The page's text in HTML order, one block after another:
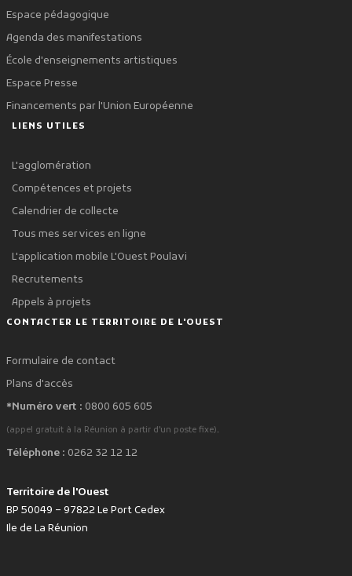
Espace pédagogique
Agenda des manifestations
École d'enseignements artistiques
Espace Presse
Financements par l'Union Européenne
LIENS UTILES
L'agglomération
Compétences et projets
Calendrier de collecte
Tous mes services en ligne
L'application mobile L'Ouest Poulavi
Recrutements
Appels à projets
CONTACTER LE TERRITOIRE DE L'OUEST
Formulaire de contact
Plans d'accès
*Numéro vert : 0800 605 605
(appel gratuit à la Réunion à partir d'un poste fixe).
Téléphone : 0262 32 12 12
Territoire de l'Ouest
BP 50049 – 97822 Le Port Cedex
Ile de La Réunion